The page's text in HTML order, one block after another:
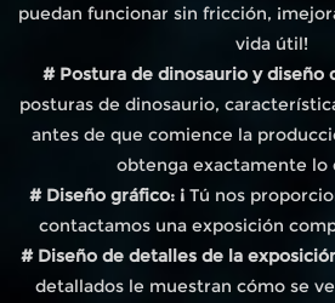
puedan funcionar sin fricción,
vida útil!
# Postura de dinosaurio y diseño
posturas de dinosaurio,
antes de que comience la
obtenga exactamente lo
# Diseño gráfico: ¡Tú nos
contactamos una exposición
# Diseño de detalles de la
detallados le muestran cómo se